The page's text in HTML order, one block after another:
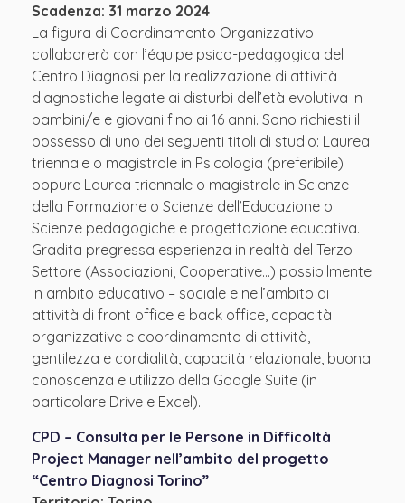
Scadenza: 31 marzo 2024
La figura di Coordinamento Organizzativo
collaborerà con l’équipe psico-pedagogica del
Centro Diagnosi per la realizzazione di attività
diagnostiche legate ai disturbi dell’età evolutiva in
bambini/e e giovani fino ai 16 anni. Sono richiesti il
possesso di uno dei seguenti titoli di studio: Laurea
triennale o magistrale in Psicologia (preferibile)
oppure Laurea triennale o magistrale in Scienze
della Formazione o Scienze dell’Educazione o
Scienze pedagogiche e progettazione educativa.
Gradita pregressa esperienza in realtà del Terzo
Settore (Associazioni, Cooperative…) possibilmente
in ambito educativo – sociale e nell’ambito di
attività di front office e back office, capacità
organizzative e coordinamento di attività,
gentilezza e cordialità, capacità relazionale, buona
conoscenza e utilizzo della Google Suite (in
particolare Drive e Excel).
CPD – Consulta per le Persone in Difficoltà
Project Manager nell’ambito del progetto
“Centro Diagnosi Torino”